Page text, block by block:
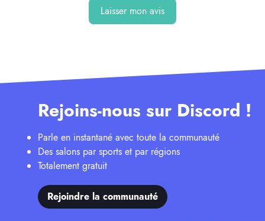
Laisser mon avis
Rejoins-nous sur Discord !
Parle en instantané avec toute la communauté
Des salons par sports et par régions
Totalement gratuit
Rejoindre la communauté